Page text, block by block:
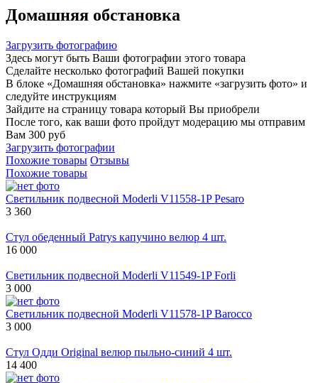
Домашняя обстановка
Загрузить фотографию
Здесь могут быть Ваши фотографии этого товара
Сделайте несколько фотографий Вашей покупки
В блоке «Домашняя обстановка» нажмите «загрузить фото» и
следуйте инструкциям
Зайдите на страницу товара который Вы приобрели
После того, как ваши фото пройдут модерацию мы отправим
Вам 300 руб
Загрузить фотографии
Похожие товары Отзывы
Похожие товары
Светильник подвесной Moderli V11558-1P Pesaro
3 360
Стул обеденный Patrys капучино велюр 4 шт.
16 000
Светильник подвесной Moderli V11549-1P Forli
3 000
Светильник подвесной Moderli V11578-1P Barocco
3 000
Стул Одди Original велюр пыльно-синий 4 шт.
14 400